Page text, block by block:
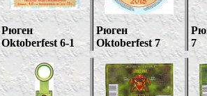
Рюген
Oktoberfest6-1
Рюген
Oktoberfest 7
7